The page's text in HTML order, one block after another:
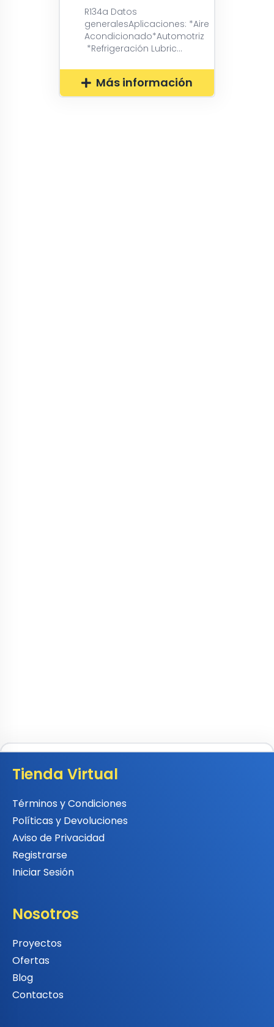
R134a Datos
generalesAplicaciones: *Aire
Acondicionado*Automotriz
*Refrigeración Lubric...
Más información
Tienda Virtual
Términos y Condiciones
Políticas y Devoluciones
Aviso de Privacidad
Registrarse
Iniciar Sesión
Nosotros
Proyectos
Ofertas
Blog
Contactos